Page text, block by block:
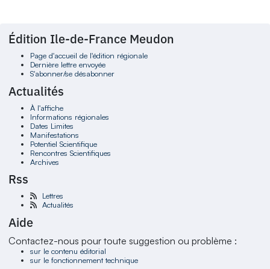
Édition Ile-de-France Meudon
Page d'accueil de l'édition régionale
Dernière lettre envoyée
S'abonner/se désabonner
Actualités
À l'affiche
Informations régionales
Dates Limites
Manifestations
Potentiel Scientifique
Rencontres Scientifiques
Archives
Rss
Lettres
Actualités
Aide
Contactez-nous pour toute suggestion ou problème :
sur le contenu éditorial
sur le fonctionnement technique